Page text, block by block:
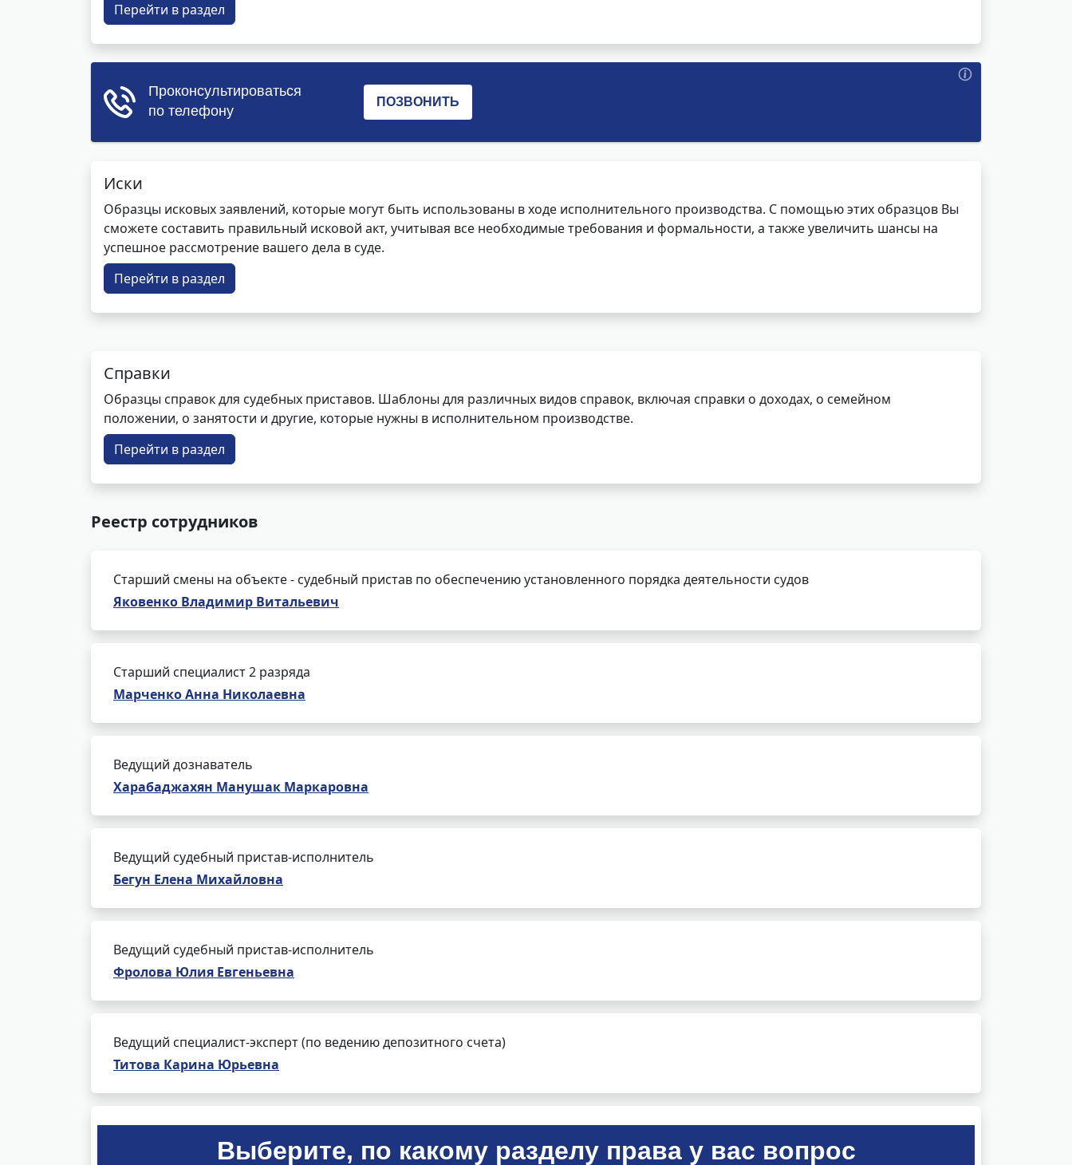
Перейти в раздел
Иски
Образцы исковых заявлений, которые могут быть использованы в ходе исполнительного производства. С помощью этих образцов Вы
сможете составить правильный исковой акт, учитывая все необходимые требования и формальности, а также увеличить шансы на
успешное рассмотрение вашего дела в суде.
Перейти в раздел
Справки
Образцы справок для судебных приставов. Шаблоны для различных видов справок, включая справки о доходах, о семейном
положении, о занятости и другие, которые нужны в исполнительном производстве.
Перейти в раздел
Реестр сотрудников
Старший смены на объекте - судебный пристав по обеспечению установленного порядка деятельности судов
Яковенко Владимир Витальевич
Старший специалист 2 разряда
Марченко Анна Николаевна
Ведущий дознаватель
Харабаджахян Манушак Маркаровна
Ведущий судебный пристав-исполнитель
Бегун Елена Михайловна
Ведущий судебный пристав-исполнитель
Фролова Юлия Евгеньевна
Ведущий специалист-эксперт (по ведению депозитного счета)
Титова Карина Юрьевна